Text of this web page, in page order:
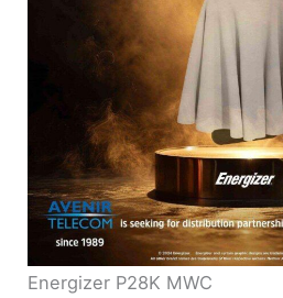
Energizer P28K MWC